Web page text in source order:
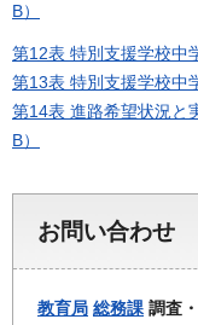
B）
第12表 特別支援学校中
第13表 特別支援学校中
第14表 進路希望状況と
B）
お問い合わせ
教育局 総務課 調査